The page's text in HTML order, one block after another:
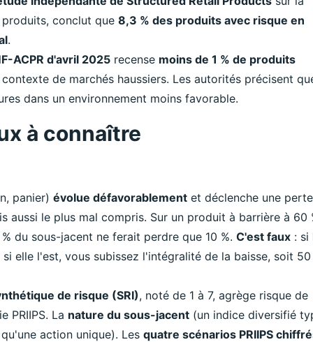
produits, conclut que8,3 % des produits avec risque en
.
ACPR d'avril 2025 recense moins de 1 % de produits
de marchés haussiers. Les autorités précisent
dans un environnement moins favorable.
à connaître
panier)évolue défavorablement et déclenche une perte
aussi le plus mal compris. Sur un produit à barrière à 60
du sous-jacent ne ferait perdre que 10 %.C'est faux : si
elle l'est, vous subissez l'intégralité de la baisse, soit 50
de risque (SRI), noté de 1 à 7, agrège risque de
PRIIPS. La nature du sous-jacent (un indice diversifié
action unique). Lesquatre scénarios PRIIPS